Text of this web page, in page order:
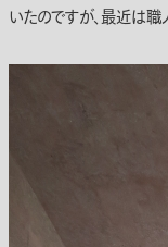
いたのですが、最近は